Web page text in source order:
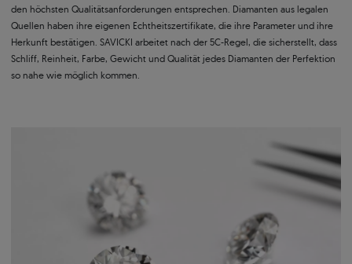
den höchsten Qualitätsanforderungen entsprechen. Diamanten aus legalen
Quellen haben ihre eigenen Echtheitszertifikate, die ihre Parameter und ihre
Herkunft bestätigen. SAVICKI arbeitet nach der 5C-Regel, die sicherstellt, dass
Schliff, Reinheit, Farbe, Gewicht und Qualität jedes Diamanten der Perfektion
so nahe wie möglich kommen.